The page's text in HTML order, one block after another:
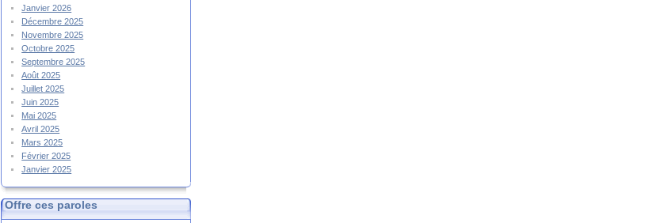
Janvier 2026
Décembre 2025
Novembre 2025
Octobre 2025
Septembre 2025
Août 2025
Juillet 2025
Juin 2025
Mai 2025
Avril 2025
Mars 2025
Février 2025
Janvier 2025
Offre ces paroles